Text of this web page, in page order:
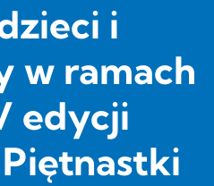
i
w ramach
edycji